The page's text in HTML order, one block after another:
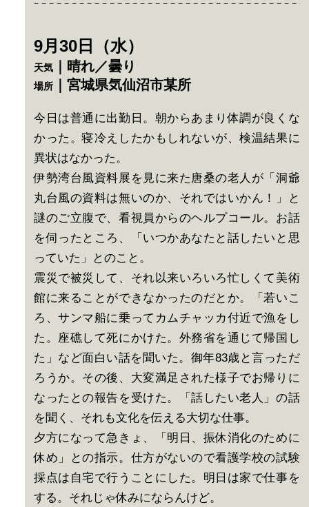
9月30日（水）
天気 ｜晴れ／曇り
場所 ｜宮城県気仙沼市某所
今日は普通に出勤日。朝からあまり体調が良くな
かった。寝冷えしたかもしれないが、検温結果に
異状はなかった。
伊勢湾台風資料展を見に来た唐桑の老人が「洞爺
丸台風の資料は無いのか、それではいかん！」と
謎のご立腹で、看視員からのヘルプコール。お話
を伺ったところ、「いつかあなたと話したいと思
っていた」とのこと。
震災で被災して、それ以来いろいろ忙しくて美術
館に来ることができなかったのだとか。「若いこ
ろ、サンマ船に乗ってカムチャッカ付近で漁をし
た。座礁して死にかけた。外務省を通じて帰国し
た」など面白い話を聞いた。御年83歳と言っただ
ろうか。その後、大変満足された様子でお帰りに
なったとの報告を受けた。「話したい老人」の話
を聞く、それも文化を伝える大切な仕事。
夕方になって急きょ、「明日、振休消化のために
休め」との指示。仕方がないので看護学校の試験
採点は自宅で行うことにした。明日は家で仕事を
する。それじゃ休みにならんけど。